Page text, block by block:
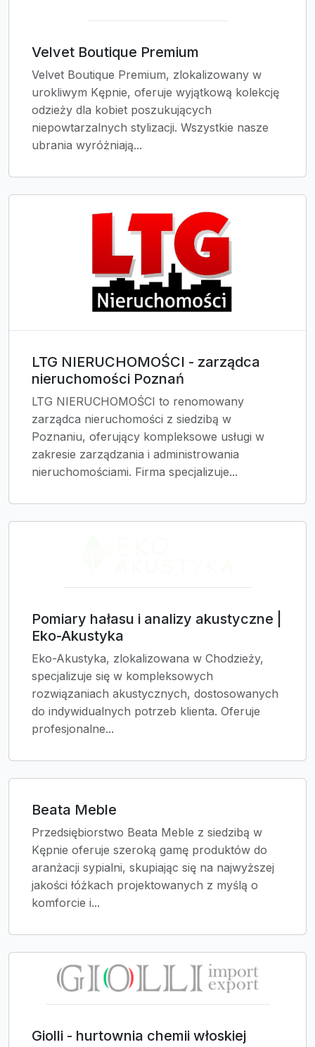
Velvet Boutique Premium
Velvet Boutique Premium, zlokalizowany w
urokliwym Kępnie, oferuje wyjątkową kolekcję
odzieży dla kobiet poszukujących
niepowtarzalnych stylizacji. Wszystkie nasze
ubrania wyróżniają...
LTG NIERUCHOMOŚCI - zarządca
nieruchomości Poznań
LTG NIERUCHOMOŚCI to renomowany
zarządca nieruchomości z siedzibą w
Poznaniu, oferujący kompleksowe usługi w
zakresie zarządzania i administrowania
nieruchomościami. Firma specjalizuje...
Pomiary hałasu i analizy akustyczne |
Eko-Akustyka
Eko-Akustyka, zlokalizowana w Chodzieży,
specjalizuje się w kompleksowych
rozwiązaniach akustycznych, dostosowanych
do indywidualnych potrzeb klienta. Oferuje
profesjonalne...
Beata Meble
Przedsiębiorstwo Beata Meble z siedzibą w
Kępnie oferuje szeroką gamę produktów do
aranżacji sypialni, skupiając się na najwyższej
jakości łóżkach projektowanych z myślą o
komforcie i...
Giolli - hurtownia chemii włoskiej